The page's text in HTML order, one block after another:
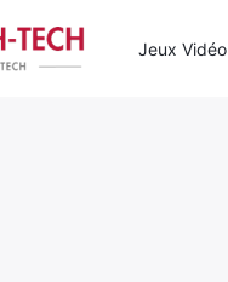
Jeux Vidéo